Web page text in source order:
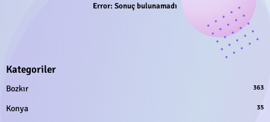
Error: Sonuç bulunamadı
Kategoriler
Bozkır 363
Konya 35